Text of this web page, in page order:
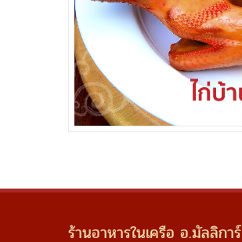
ร้านอาหารในเครือ อ.มัลลิการ์